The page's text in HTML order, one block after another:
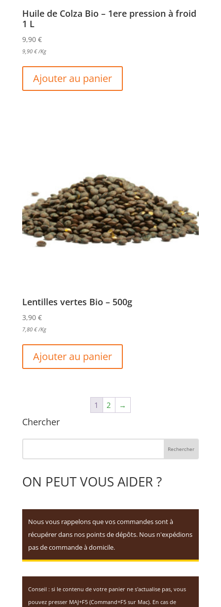
Huile de Colza Bio – 1ere pression à froid
1 L
9,90 €
9,90 € /Kg
Ajouter au panier
Lentilles vertes Bio – 500g
3,90 €
7,80 € /Kg
Ajouter au panier
1 2 →
Chercher
ON PEUT VOUS AIDER ?
Nous vous rappelons que vos commandes sont à
récupérer dans nos points de dépôts. Nous n'expédions
pas de commande à domicile.
Conseil : si le contenu de votre panier ne s'actualise pas, vous
pouvez presser MAJ+F5 (Command+F5 sur Mac). En cas de